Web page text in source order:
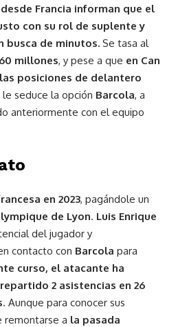
desde Francia informan que el
con su rol de suplente y
busca de minutos. Se tasa al
60 millones, y pese a que en Can
posiciones de delantero
le seduce la opción Barcola, a
anteriormente con el equipo
en 2023, pagándole un
de Lyon. Luis Enrique
del jugador y
contacto con Barcola para
curso, el atacante ha
2 asistencias en 26
. Aunque para conocer sus
remontarse a la pasada